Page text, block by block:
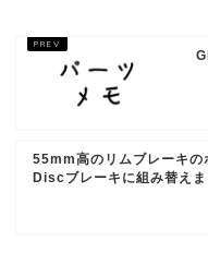
55mm高のリムブレーキの
Discブレーキに組み替えま